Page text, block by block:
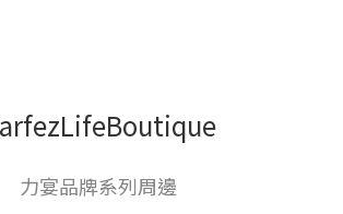
力宴品牌系列周邊